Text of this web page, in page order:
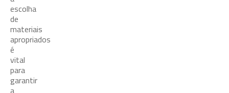
escolha
de
materiais
apropriados
é
vital
para
garantir
a